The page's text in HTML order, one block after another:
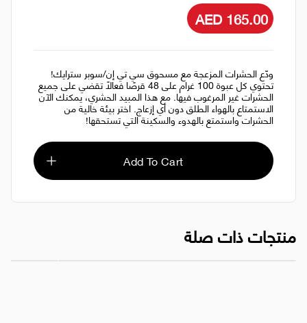
AED 165.00
ودّع الحشرات المزعجة مع مسحوق سي تي إن/سوبر سترايك!
تحتوي كل عبوة 100 غرام على 48 قرصًا فعالًا تقضي على جميع
الحشرات غير المرغوب فيها. مع هذا المبيد الحشري، يمكنك الآن
الاستمتاع بالهواء الطلق دون أي إزعاج. اختر بيئة خالية من
الحشرات واستمتع بالهدوء والسكينة التي تستحقها!
Add To Cart
منتجات ذات صلة
مسحوق سوبر سترايك لقتل الحشرات الزاحفة 100 جرام